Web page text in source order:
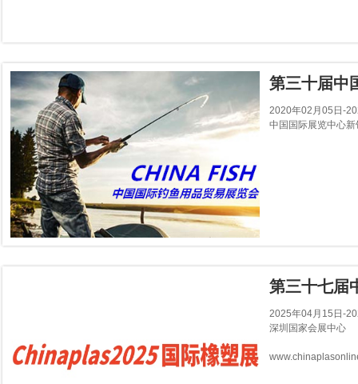
第三十届中
2020年02月05日-
中国国际展览中心新
第三十七届
2025年04月15日-
深圳国家会展中心